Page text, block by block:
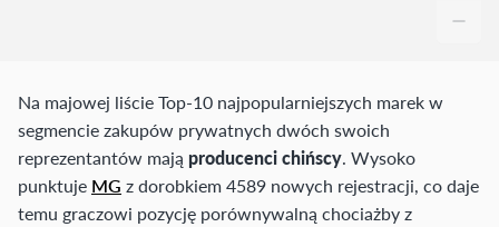
Na majowej liście Top-10 najpopularniejszych marek w
segmencie zakupów prywatnych dwóch swoich
reprezentantów mają producenci chińscy. Wysoko
punktuje MG z dorobkiem 4589 nowych rejestracji, co daje
temu graczowi pozycję porównywalną chociażby z